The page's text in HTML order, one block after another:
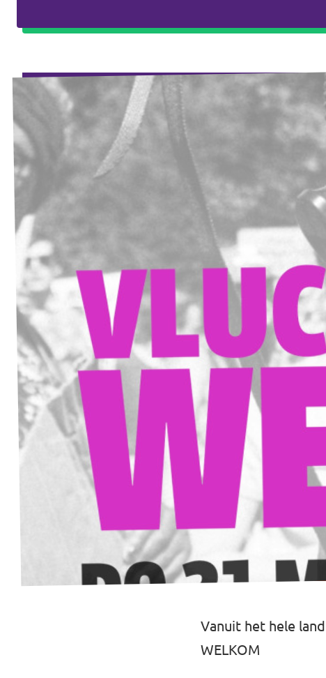
Agenda
Vacatures
Doneer aan Volt Drenthe!
Documenten
Vanuit het hele land
WELKOM